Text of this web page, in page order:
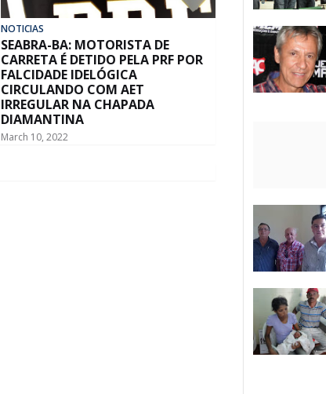
NOTICIAS
SEABRA-BA: MOTORISTA DE
CARRETA É DETIDO PELA PRF POR
FALCIDADE IDELÓGICA
CIRCULANDO COM AET
IRREGULAR NA CHAPADA
DIAMANTINA
March 10, 2022